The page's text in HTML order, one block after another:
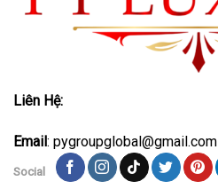
Liên Hệ:
Email: pygroupglobal@gmail.com
Social